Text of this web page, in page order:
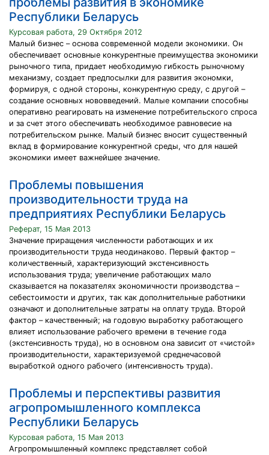
Республики Беларусь
Курсовая работа, 29 Октября 2012
Малый бизнес – основа современной модели экономики. Он
обеспечивает основные конкурентные преимущества экономики
рыночного типа, придает необходимую гибкость рыночному
механизму, создает предпосылки для развития экономки,
формируя, с одной стороны, конкурентную среду, с другой –
создание основных нововведений. Малые компании способны
оперативно реагировать на изменение потребительского спроса
и за счет этого обеспечивать необходимое равновесие на
потребительском рынке. Малый бизнес вносит существенный
вклад в формирование конкурентной среды, что для нашей
экономики имеет важнейшее значение.
Проблемы повышения
производительности труда на
предприятиях Республики Беларусь
Реферат, 15 Мая 2013
Значение приращения численности работающих и их
производительности труда неодинаково. Первый фактор –
количественный, характеризующий экстенсивность
использования труда; увеличение работающих мало
сказывается на показателях экономичности производства –
себестоимости и других, так как дополнительные работники
означают и дополнительные затраты на оплату труда. Второй
фактор – качественный; на годовую выработку работающего
влияет использование рабочего времени в течение года
(экстенсивность труда), но в основном она зависит от «чистой»
производительности, характеризуемой среднечасовой
выработкой одного рабочего (интенсивность труда).
Проблемы и перспективы развития
агропромышленного комплекса
Республики Беларусь
Курсовая работа, 15 Мая 2013
Агропромышленный комплекс представляет собой